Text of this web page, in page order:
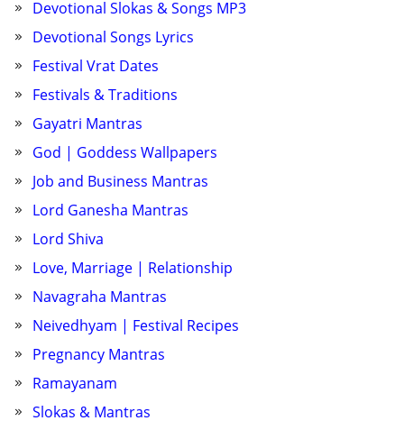
Devotional Slokas & Songs MP3
Devotional Songs Lyrics
Festival Vrat Dates
Festivals & Traditions
Gayatri Mantras
God | Goddess Wallpapers
Job and Business Mantras
Lord Ganesha Mantras
Lord Shiva
Love, Marriage | Relationship
Navagraha Mantras
Neivedhyam | Festival Recipes
Pregnancy Mantras
Ramayanam
Slokas & Mantras